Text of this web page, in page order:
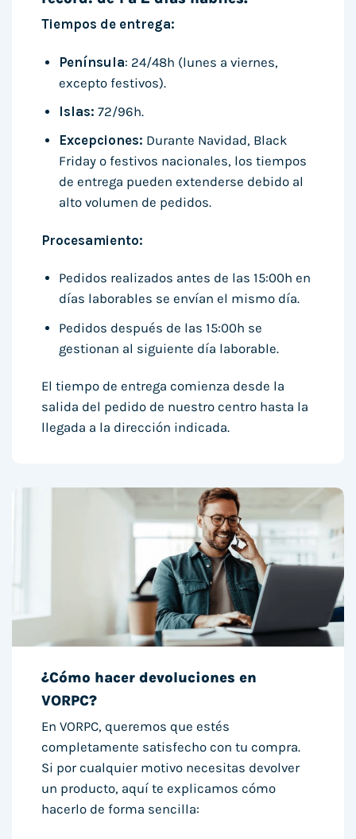
Tiempos de entrega:
Península: 24/48h (lunes a viernes,
excepto festivos).
Islas: 72/96h.
Excepciones: Durante Navidad, Black
Friday o festivos nacionales, los tiempos
de entrega pueden extenderse debido al
alto volumen de pedidos.
Procesamiento:
Pedidos realizados antes de las 15:00h en
días laborables se envían el mismo día.
Pedidos después de las 15:00h se
gestionan al siguiente día laborable.
El tiempo de entrega comienza desde la
salida del pedido de nuestro centro hasta la
llegada a la dirección indicada.
¿Cómo hacer devoluciones en
VORPC?
En VORPC, queremos que estés
completamente satisfecho con tu compra.
Si por cualquier motivo necesitas devolver
un producto, aquí te explicamos cómo
hacerlo de forma sencilla: